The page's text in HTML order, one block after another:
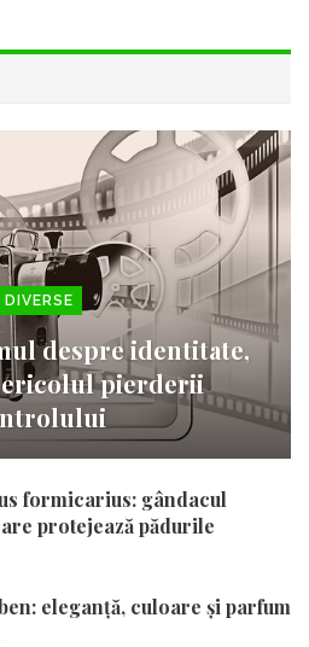
DIVERSE
despre identitate,
pierderii
formicarius: gândacul
protejează pădurile
eleganță, culoare și parfum